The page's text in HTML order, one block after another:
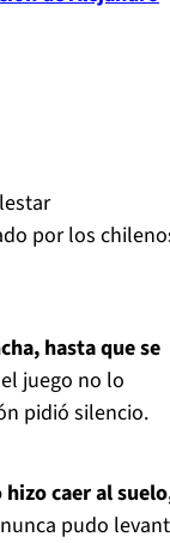
por los
hasta que se
juego no lo
pidió silencio.
caer al
pudo